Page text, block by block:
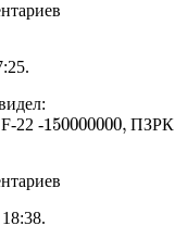
22 -150000000, ПЗРК
150000000, ПЗРК"